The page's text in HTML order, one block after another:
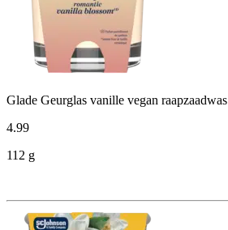
Glade Geurglas vanille vegan raapzaadwas
4.99
112 g